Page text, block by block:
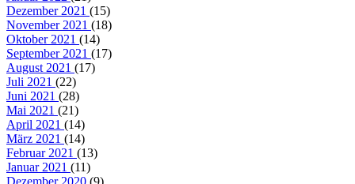
Dezember 2021 (15)
November 2021 (18)
Oktober 2021 (14)
September 2021 (17)
August 2021 (17)
Juli 2021 (22)
Juni 2021 (28)
Mai 2021 (21)
April 2021 (14)
März 2021 (14)
Februar 2021 (13)
Januar 2021 (11)
Dezember 2020 (9)